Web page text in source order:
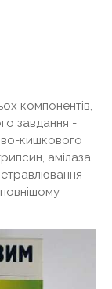
компонентів,
завдання -
кишкового
амілаза,